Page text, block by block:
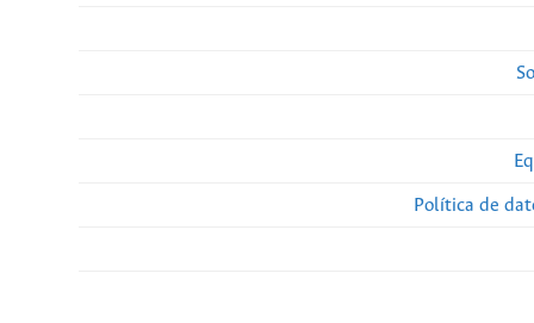
Política de